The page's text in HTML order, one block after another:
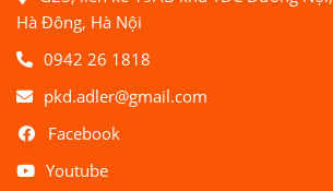
Hà Đông, Hà Nội
0942 26 1818
pkd.adler@gmail.com
Facebook
Youtube